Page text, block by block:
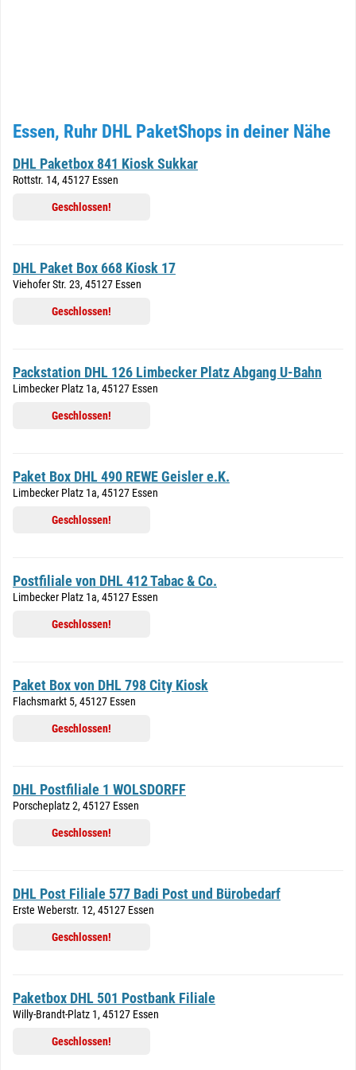
Essen, Ruhr DHL PaketShops in deiner Nähe
DHL Paketbox 841 Kiosk Sukkar
Rottstr. 14, 45127 Essen
Geschlossen!
DHL Paket Box 668 Kiosk 17
Viehofer Str. 23, 45127 Essen
Geschlossen!
Packstation DHL 126 Limbecker Platz Abgang U-Bahn
Limbecker Platz 1a, 45127 Essen
Geschlossen!
Paket Box DHL 490 REWE Geisler e.K.
Limbecker Platz 1a, 45127 Essen
Geschlossen!
Postfiliale von DHL 412 Tabac & Co.
Limbecker Platz 1a, 45127 Essen
Geschlossen!
Paket Box von DHL 798 City Kiosk
Flachsmarkt 5, 45127 Essen
Geschlossen!
DHL Postfiliale 1 WOLSDORFF
Porscheplatz 2, 45127 Essen
Geschlossen!
DHL Post Filiale 577 Badi Post und Bürobedarf
Erste Weberstr. 12, 45127 Essen
Geschlossen!
Paketbox DHL 501 Postbank Filiale
Willy-Brandt-Platz 1, 45127 Essen
Geschlossen!